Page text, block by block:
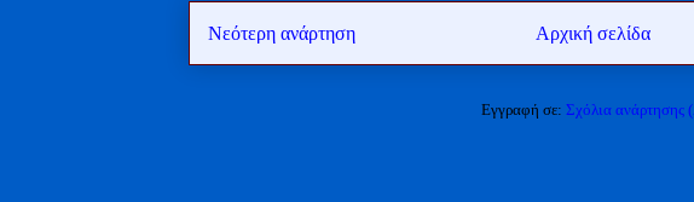
Νεότερη ανάρτηση Αρχική σελίδα
Εγγραφή σε: Σχόλια ανάρτησης